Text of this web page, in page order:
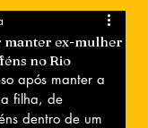
manter ex-mulher
no Rio
após manter a
filha, de
dentro de um